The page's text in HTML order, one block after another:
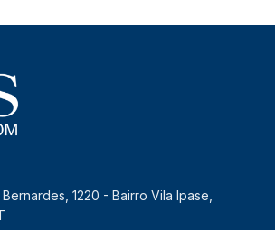
1220 - Bairro Vila Ipase,